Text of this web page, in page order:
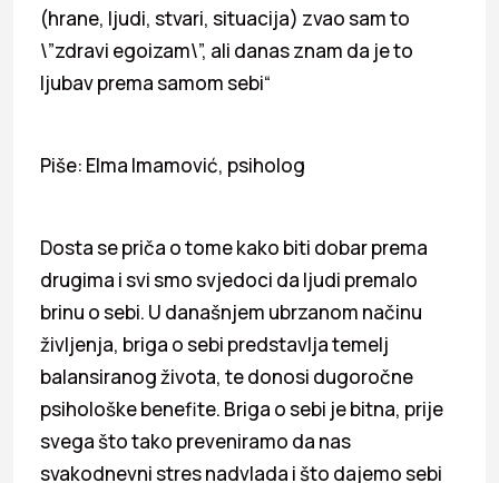
(hrane, ljudi, stvari, situacija) zvao sam to
\”zdravi egoizam\”, ali danas znam da je to
ljubav prema samom sebi“
Piše: Elma Imamović, psiholog
Dosta se priča o tome kako biti dobar prema
drugima i svi smo svjedoci da ljudi premalo
brinu o sebi. U današnjem ubrzanom načinu
življenja, briga o sebi predstavlja temelj
balansiranog života, te donosi dugoročne
psihološke benefite. Briga o sebi je bitna, prije
svega što tako preveniramo da nas
svakodnevni stres nadvlada i što dajemo sebi